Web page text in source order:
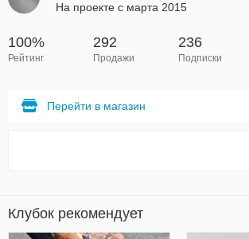
На проекте с марта 2015
100%
Рейтинг
292
Продажи
236
Подписки
Перейти в магазин
Клубок рекомендует